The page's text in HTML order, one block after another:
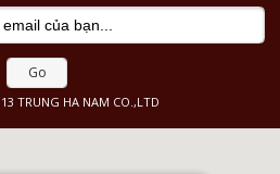
Go
TRUNG HA NAM CO.,LTD